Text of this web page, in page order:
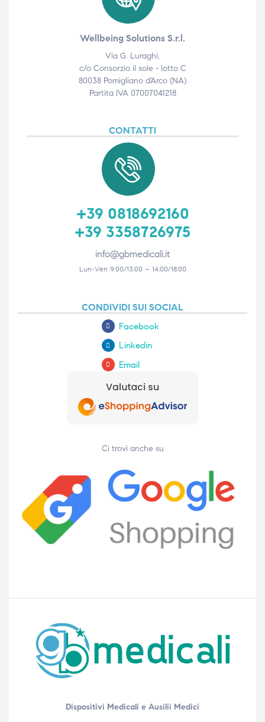
Wellbeing Solutions S.r.l.
Via G. Luraghi,
c/o Consorzio il sole - lotto C
80038 Pomigliano d'Arco (NA)
Partita IVA 07007041218
CONTATTI
+39 0818692160
+39 3358726975
info@gbmedicali.it
Lun-Ven 9:00/13:00 – 14:00/18:00
CONDIVIDI SUI SOCIAL
Facebook
Linkedin
Email
Ci trovi anche su
Dispositivi Medicali e Ausilii Medici